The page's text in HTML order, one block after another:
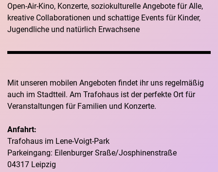
Open-Air-Kino, Konzerte, soziokulturelle Angebote für Alle,
kreative Collaborationen und schattige Events für Kinder,
Jugendliche und natürlich Erwachsene
Mit unseren mobilen Angeboten findet ihr uns regelmäßig
auch im Stadtteil. Am Trafohaus ist der perfekte Ort für
Veranstaltungen für Familien und Konzerte.
Anfahrt:
Trafohaus im Lene-Voigt-Park
Parkeingang: Eilenburger Sraße/Josphinenstraße
04317 Leipzig